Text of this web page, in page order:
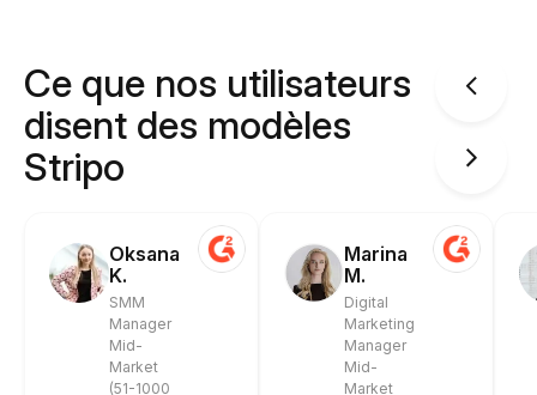
Ce que nos utilisateurs
disent des modèles
Stripo
Oksana
K.
SMM
Manager
Mid-
Market
(51-1000
Marina
M.
Digital
Marketing
Manager
Mid-
Market